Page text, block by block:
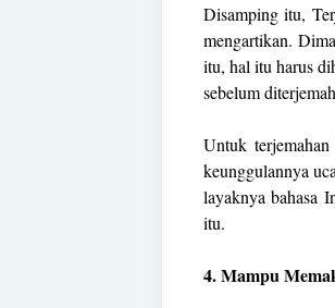
Disamping itu,
mengartikan.
itu, hal itu harus
sebelum
Untuk
keunggulannya
layaknya bahasa
itu.
4. Mampu